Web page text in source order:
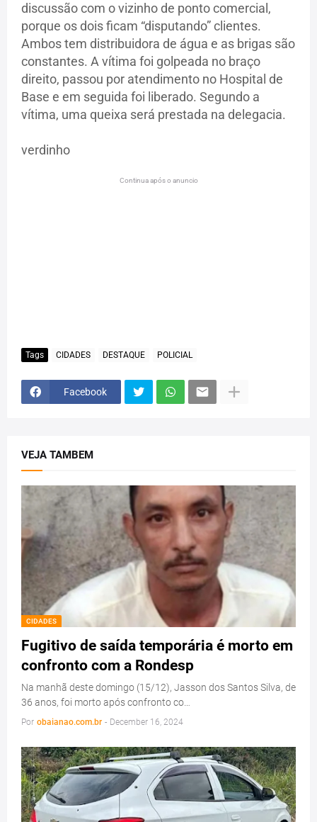
discussão com o vizinho de ponto comercial,
porque os dois ficam “disputando” clientes.
Ambos tem distribuidora de água e as brigas são
constantes. A vítima foi golpeada no braço
direito, passou por atendimento no Hospital de
Base e em seguida foi liberado. Segundo a
vítima, uma queixa será prestada na delegacia.
verdinho
Continua após o anuncio
Tags CIDADES DESTAQUE POLICIAL
Facebook
VEJA TAMBEM
CIDADES
Fugitivo de saída temporária é morto em
confronto com a Rondesp
Na manhã deste domingo (15/12), Jasson dos Santos Silva, de
36 anos, foi morto após confronto co…
Por obaianao.com.br - December 16, 2024